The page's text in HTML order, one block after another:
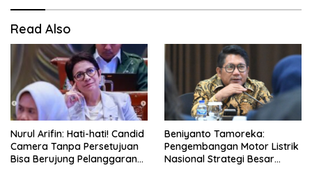
Read Also
Nurul Arifin: Hati-hati! Candid
Camera Tanpa Persetujuan
Bisa Berujung Pelanggaran
Beniyanto Tamoreka:
Pengembangan Motor Listrik
Nasional Strategi Besar